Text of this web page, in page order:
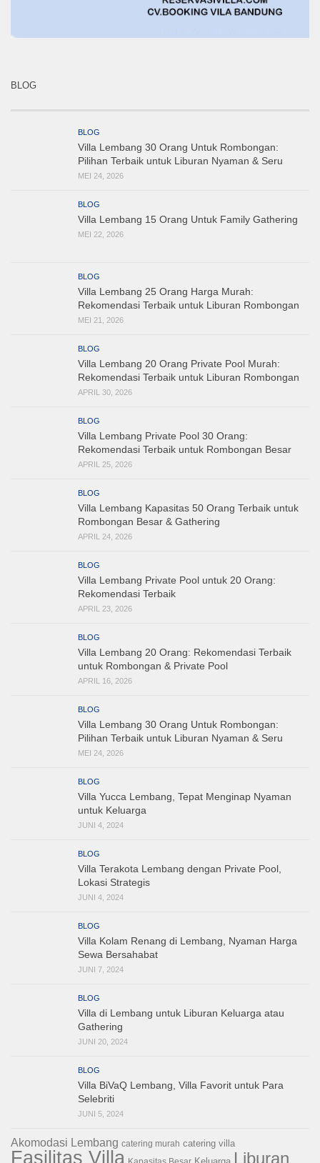
BLOG
BLOG
Villa Lembang 30 Orang Untuk Rombongan:
Pilihan Terbaik untuk Liburan Nyaman & Seru
MEI 24, 2026
BLOG
Villa Lembang 15 Orang Untuk Family Gathering
MEI 22, 2026
BLOG
Villa Lembang 25 Orang Harga Murah:
Rekomendasi Terbaik untuk Liburan Rombongan
MEI 21, 2026
BLOG
Villa Lembang 20 Orang Private Pool Murah:
Rekomendasi Terbaik untuk Liburan Rombongan
APRIL 30, 2026
BLOG
Villa Lembang Private Pool 30 Orang:
Rekomendasi Terbaik untuk Rombongan Besar
APRIL 25, 2026
BLOG
Villa Lembang Kapasitas 50 Orang Terbaik untuk
Rombongan Besar & Gathering
APRIL 24, 2026
BLOG
Villa Lembang Private Pool untuk 20 Orang:
Rekomendasi Terbaik
APRIL 23, 2026
BLOG
Villa Lembang 20 Orang: Rekomendasi Terbaik
untuk Rombongan & Private Pool
APRIL 16, 2026
BLOG
Villa Lembang 30 Orang Untuk Rombongan:
Pilihan Terbaik untuk Liburan Nyaman & Seru
MEI 24, 2026
BLOG
Villa Yucca Lembang, Tepat Menginap Nyaman
untuk Keluarga
JUNI 4, 2024
BLOG
Villa Terakota Lembang dengan Private Pool,
Lokasi Strategis
JUNI 4, 2024
BLOG
Villa Kolam Renang di Lembang, Nyaman Harga
Sewa Bersahabat
JUNI 7, 2024
BLOG
Villa di Lembang untuk Liburan Keluarga atau
Gathering
JUNI 20, 2024
BLOG
Villa BiVaQ Lembang, Villa Favorit untuk Para
Selebriti
JUNI 5, 2024
Akomodasi Lembang catering murah catering villa
Fasilitas Villa
Liburan